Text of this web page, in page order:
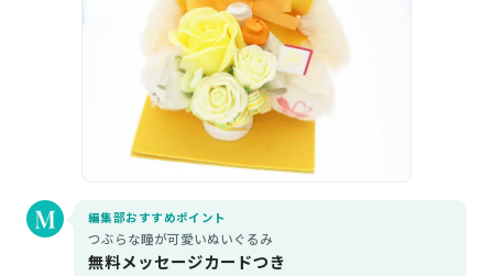
編集部おすすめポイント
つぶらな瞳が可愛いぬいぐるみ
無料メッセージカードつき